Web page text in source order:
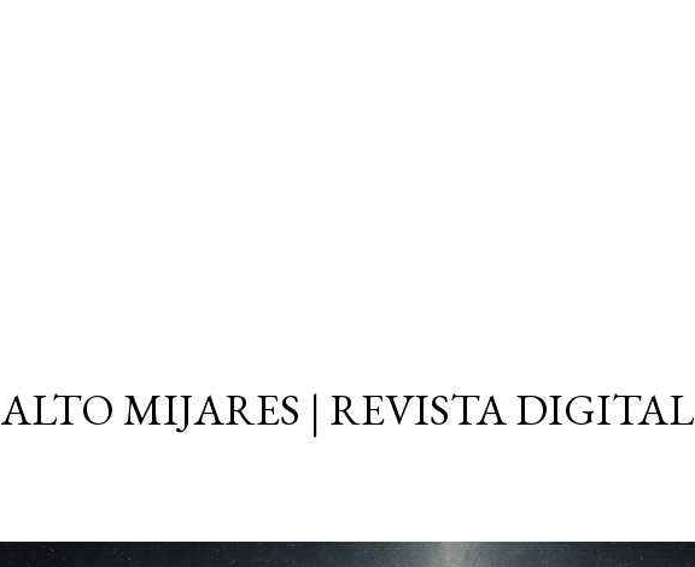
ALTO MIJARES | REVISTA DIGITAL